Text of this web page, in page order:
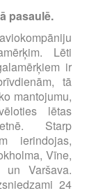
pasaulē.
Lēti
ir
tā
mantojumu,
lētas
Starp
ierindojas,
Vīne,
un Varšava.
24